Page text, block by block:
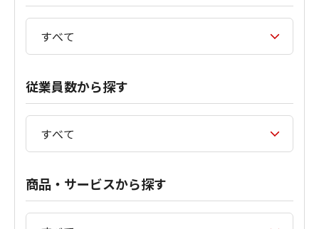
従業員数から探す
商品・サービスから探す